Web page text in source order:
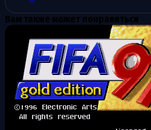
Вам также может понравиться